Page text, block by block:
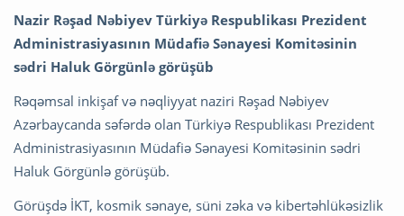
Nazir Rəşad Nəbiyev Türkiyə Respublikası Prezident
Administrasiyasının Müdafiə Sənayesi Komitəsinin
sədri Haluk Görgünlə görüşüb
Rəqəmsal inkişaf və nəqliyyat naziri Rəşad Nəbiyev
Azərbaycanda səfərdə olan Türkiyə Respublikası Prezident
Administrasiyasının Müdafiə Sənayesi Komitəsinin sədri
Haluk Görgünlə görüşüb.
Görüşdə İKT, kosmik sənaye, süni zəka və kibertəhlükəsizlik